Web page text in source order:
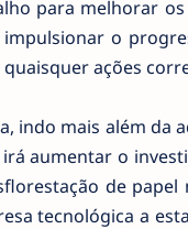
para melhorar
impulsionar o
ações
indo mais além da
irá aumentar o
de papel
tecnológica a